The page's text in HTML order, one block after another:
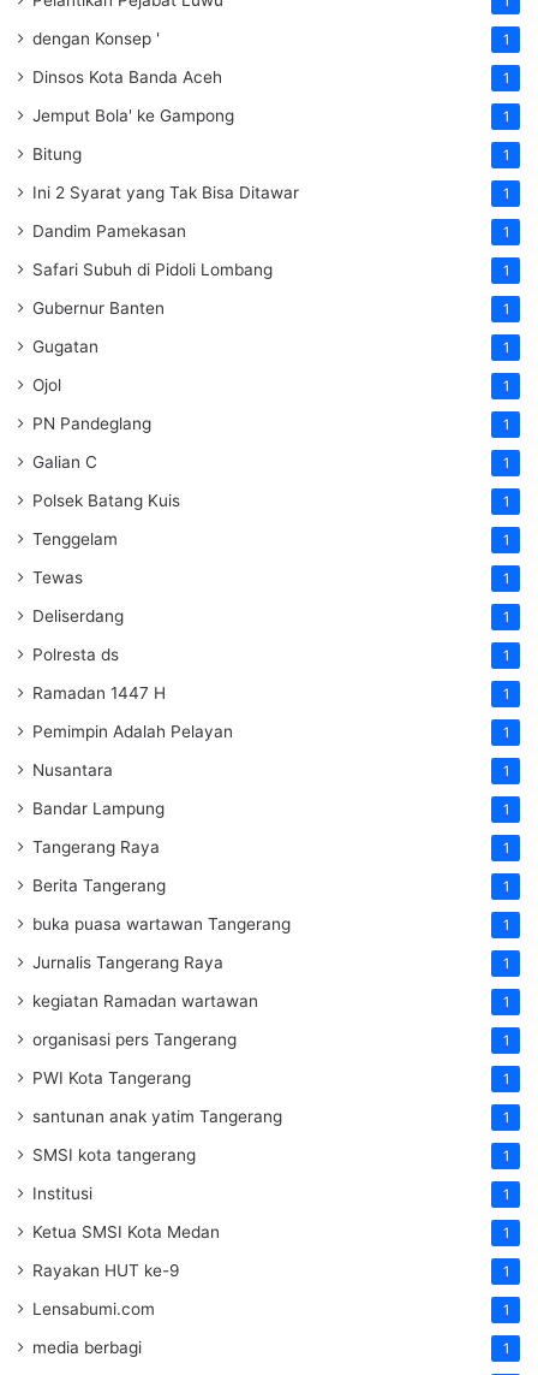
dengan Konsep ' 1
Dinsos Kota Banda Aceh 1
Jemput Bola' ke Gampong 1
Bitung 1
Ini 2 Syarat yang Tak Bisa Ditawar 1
Dandim Pamekasan 1
Safari Subuh di Pidoli Lombang 1
Gubernur Banten 1
Gugatan 1
Ojol 1
PN Pandeglang 1
Galian C 1
Polsek Batang Kuis 1
Tenggelam 1
Tewas 1
Deliserdang 1
Polresta ds 1
Ramadan 1447 H 1
Pemimpin Adalah Pelayan 1
Nusantara 1
Bandar Lampung 1
Tangerang Raya 1
Berita Tangerang 1
buka puasa wartawan Tangerang 1
Jurnalis Tangerang Raya 1
kegiatan Ramadan wartawan 1
organisasi pers Tangerang 1
PWI Kota Tangerang 1
santunan anak yatim Tangerang 1
SMSI kota tangerang 1
Institusi 1
Ketua SMSI Kota Medan 1
Rayakan HUT ke-9 1
Lensabumi.com 1
media berbagi 1